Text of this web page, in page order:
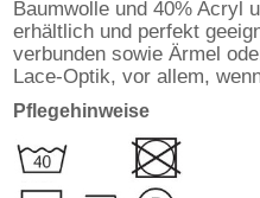
Baumwolle und 40% Acryl
erhältlich und perfekt
verbunden sowie Ärmel
Lace-Optik, vor allem,
Pflegehinweise